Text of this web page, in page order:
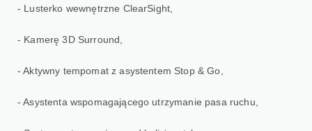
- Lusterko wewnętrzne ClearSight,
- Kamerę 3D Surround,
- Aktywny tempomat z asystentem Stop & Go,
- Asystenta wspomagającego utrzymanie pasa ruchu,